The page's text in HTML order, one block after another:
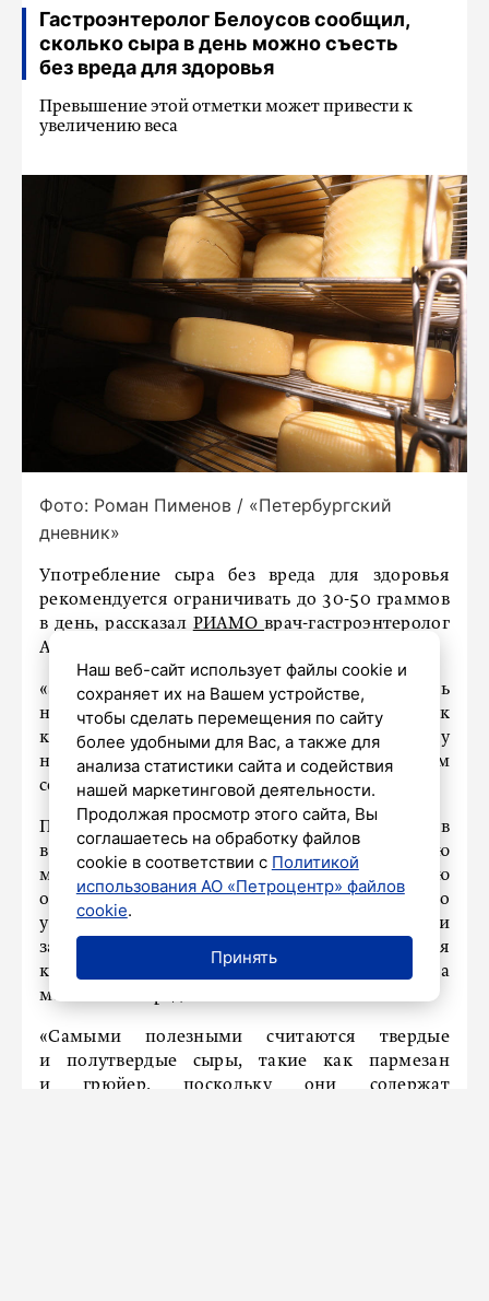
Гастроэнтеролог Белоусов сообщил,
сколько сыра в день можно съесть
без вреда для здоровья
Превышение этой отметки может привести к
увеличению веса
Фото: Роман Пименов / «Петербургский
дневник»
Употребление сыра без вреда для здоровья
рекомендуется ограничивать до 30-50 граммов
в день, рассказал РИАМО врач-гастроэнтеролог
АО «Медицина», к. м. н. Евгений Белоусов.
«Это количество позволяет получить
необходимые питательные вещества, такие как
кальций и белок, не подвергая организм риску
набора лишнего веса или проблем
со здоровьем», – уточнил эксперт.
Переедание, особенно свыше 100 граммов
в сутки, может привести к увеличению
мышечной массы и общего веса, что, в свою
очередь, может вызвать заболевания, особенно
у людей с сердечно-сосудистыми
заболеваниями и болезнями почек, для
которых высококалорийная и жирная пища
может быть вредной.
«Самыми полезными считаются твердые
и полутвердые сыры, такие как пармезан
и грюйер, поскольку они содержат
Наш веб-сайт использует файлы cookie и
сохраняет их на Вашем устройстве,
чтобы сделать перемещения по сайту
более удобными для Вас, а также для
анализа статистики сайта и содействия
нашей маркетинговой деятельности.
Продолжая просмотр этого сайта, Вы
соглашаетесь на обработку файлов
cookie в соответствии с Политикой
использования АО «Петроцентр» файлов
cookie.
Принять